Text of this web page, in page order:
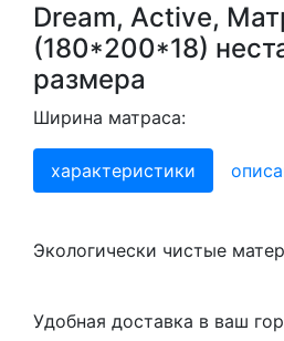
Dream, Active,
(180*200*18)
размера
Ширина матраса:
характеристики
Экологически чистые
Удобная доставка в ваш